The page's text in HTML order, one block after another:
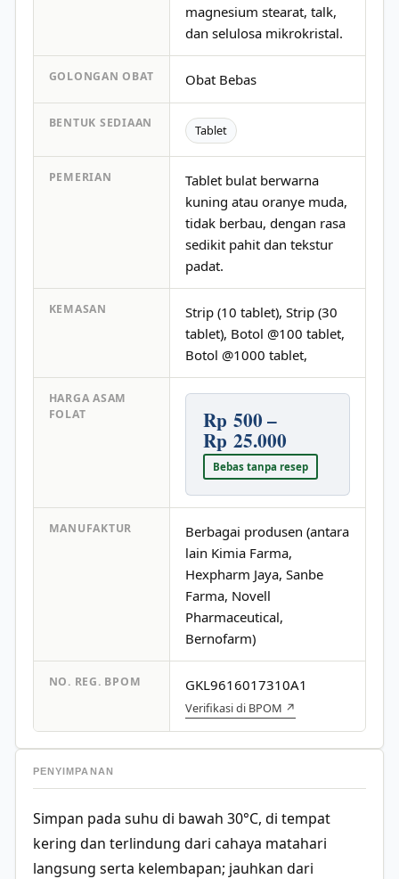
magnesium stearat, talk,
dan selulosa mikrokristal.
GOLONGAN OBAT Obat Bebas
BENTUK SEDIAAN Tablet
PEMERIAN
Tablet bulat berwarna
kuning atau oranye muda,
tidak berbau, dengan rasa
sedikit pahit dan tekstur
padat.
KEMASAN
Strip (10 tablet), Strip (30
tablet), Botol @100 tablet,
Botol @1000 tablet,
HARGA ASAM
FOLAT
Rp 500 –
Rp 25.000
Bebas tanpa resep
MANUFAKTUR
Berbagai produsen (antara
lain Kimia Farma,
Hexpharm Jaya, Sanbe
Farma, Novell
Pharmaceutical,
Bernofarm)
NO. REG. BPOM GKL9616017310A1
Verifikasi di BPOM ↗
PENYIMPANAN
Simpan pada suhu di bawah 30°C, di tempat
kering dan terlindung dari cahaya matahari
langsung serta kelembapan; jauhkan dari